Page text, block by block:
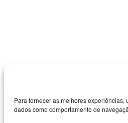
Para fornecer as melhores
dados como comportamento de